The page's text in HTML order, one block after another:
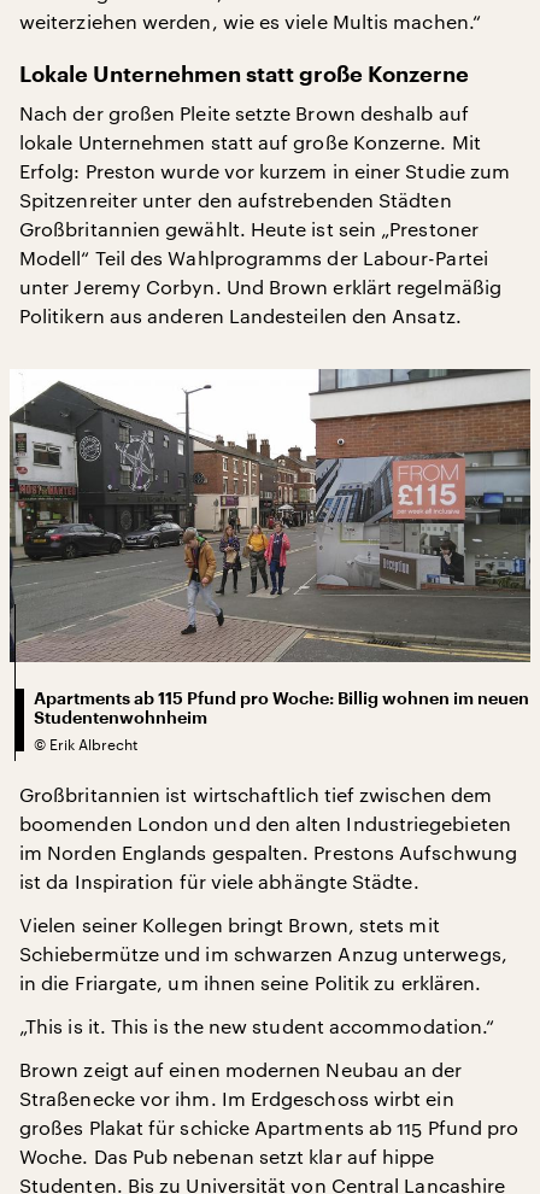
weiterziehen werden, wie es viele Multis machen.“
Lokale Unternehmen statt große Konzerne
Nach der großen Pleite setzte Brown deshalb auf
lokale Unternehmen statt auf große Konzerne. Mit
Erfolg: Preston wurde vor kurzem in einer Studie zum
Spitzenreiter unter den aufstrebenden Städten
Großbritannien gewählt. Heute ist sein „Prestoner
Modell“ Teil des Wahlprogramms der Labour-Partei
unter Jeremy Corbyn. Und Brown erklärt regelmäßig
Politikern aus anderen Landesteilen den Ansatz.
Apartments ab 115 Pfund pro Woche: Billig wohnen im neuen
Studentenwohnheim
© Erik Albrecht
Großbritannien ist wirtschaftlich tief zwischen dem
boomenden London und den alten Industriegebieten
im Norden Englands gespalten. Prestons Aufschwung
ist da Inspiration für viele abhängte Städte.
Vielen seiner Kollegen bringt Brown, stets mit
Schiebermütze und im schwarzen Anzug unterwegs,
in die Friargate, um ihnen seine Politik zu erklären.
„This is it. This is the new student accommodation.“
Brown zeigt auf einen modernen Neubau an der
Straßenecke vor ihm. Im Erdgeschoss wirbt ein
großes Plakat für schicke Apartments ab 115 Pfund pro
Woche. Das Pub nebenan setzt klar auf hippe
Studenten. Bis zu Universität von Central Lancashire